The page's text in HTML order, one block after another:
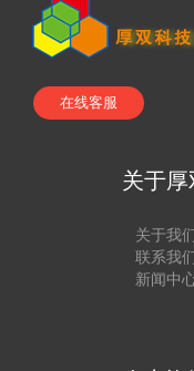
在线客服
关于厚
关于我们
联系我们
新闻中